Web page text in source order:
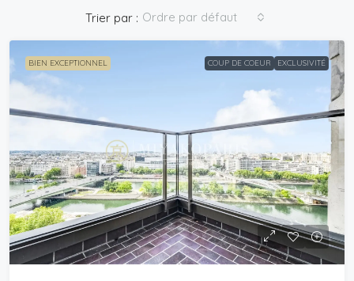
Trier par : Ordre par défaut
BIEN EXCEPTIONNEL COUP DE COEUR EXCLUSIVITÉ